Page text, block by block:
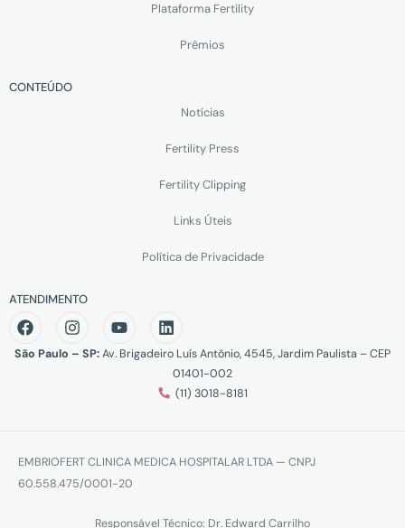
Plataforma Fertility
Prêmios
CONTEÚDO
Notícias
Fertility Press
Fertility Clipping
Links Úteis
Política de Privacidade
ATENDIMENTO
São Paulo – SP:Av. Brigadeiro Luís Antônio, 4545, Jardim Paulista – CEP
01401-002
(11) 3018-8181
EMBRIOFERT CLINICA MEDICA HOSPITALAR LTDA — CNPJ
60.558.475/0001-20
Responsável Técnico: Dr. Edward Carrilho